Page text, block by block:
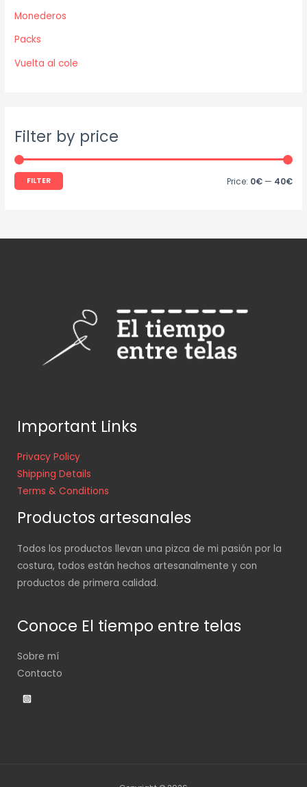
Monederos
Packs
Vuelta al cole
Filter by price
FILTER Price: 0€— 40€
Important Links
Privacy Policy
Shipping Details
Terms & Conditions
Productos artesanales
Todos los productos llevan una pizca de mi pasión por la
costura, todos están hechos artesanalmente y con
productos de primera calidad.
Conoce El tiempo entre telas
Sobre mí
Contacto